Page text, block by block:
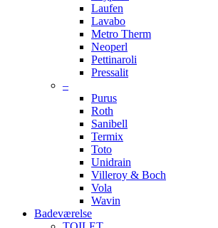
Laufen
Lavabo
Metro Therm
Neoperl
Pettinaroli
Pressalit
–
Purus
Roth
Sanibell
Termix
Toto
Unidrain
Villeroy & Boch
Vola
Wavin
Badeværelse